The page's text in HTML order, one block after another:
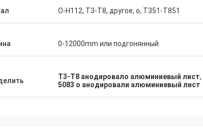
O-H112, T3-T8, другое, o, T351-T851
0-12000mm или подгонянный
T3-T8 анодировало алюминиевый лист,
5083 o анодировали алюминиевый лист